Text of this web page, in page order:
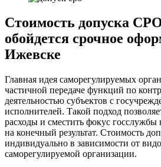
Стоимость допуска
обойдется срочное
Ижевске
Главная идея саморегулируемых
частичной передаче функций по
деятельностью субъектов с
исполнителей. Такой подход
расходы и сместить фокус госслужбы
на конечный результат. Стоимость
индивидуально в зависимости от
саморегулируемой организации.